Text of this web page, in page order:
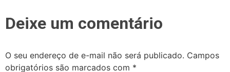
Deixe um comentário
O seu endereço de e-mail não será publicado. Campos
obrigatórios são marcados com *